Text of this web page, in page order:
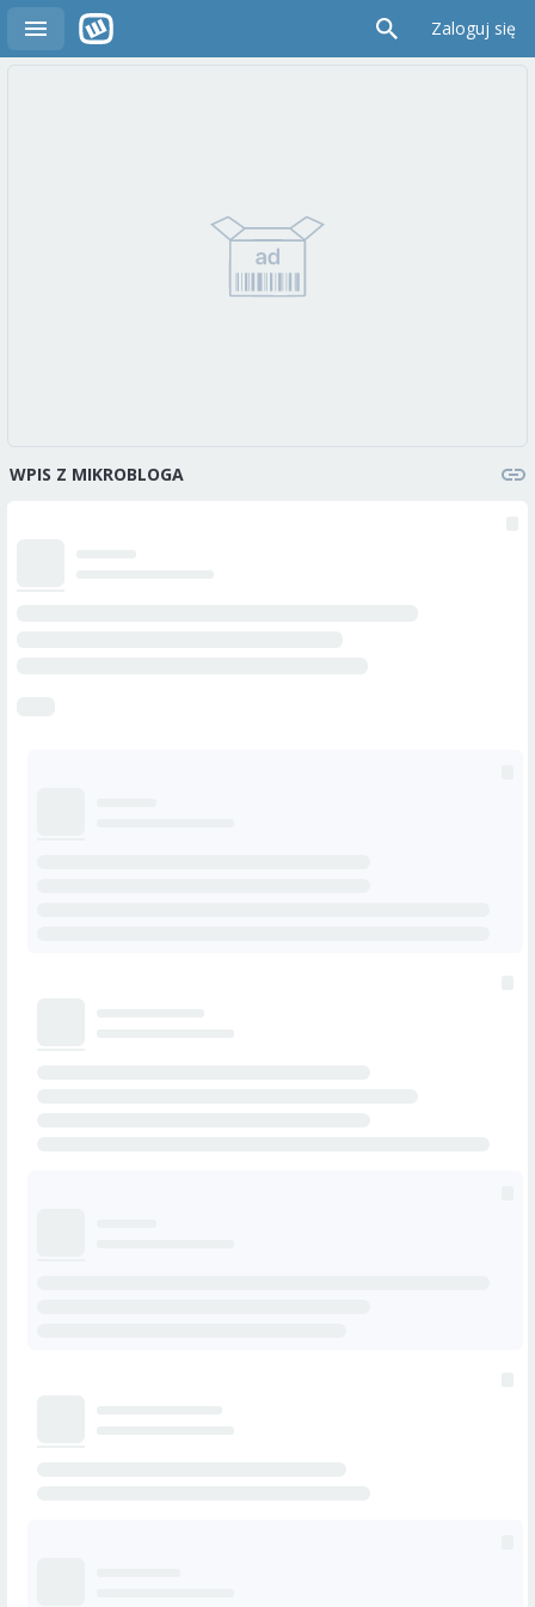
Zaloguj się
WPIS Z MIKROBLOGA